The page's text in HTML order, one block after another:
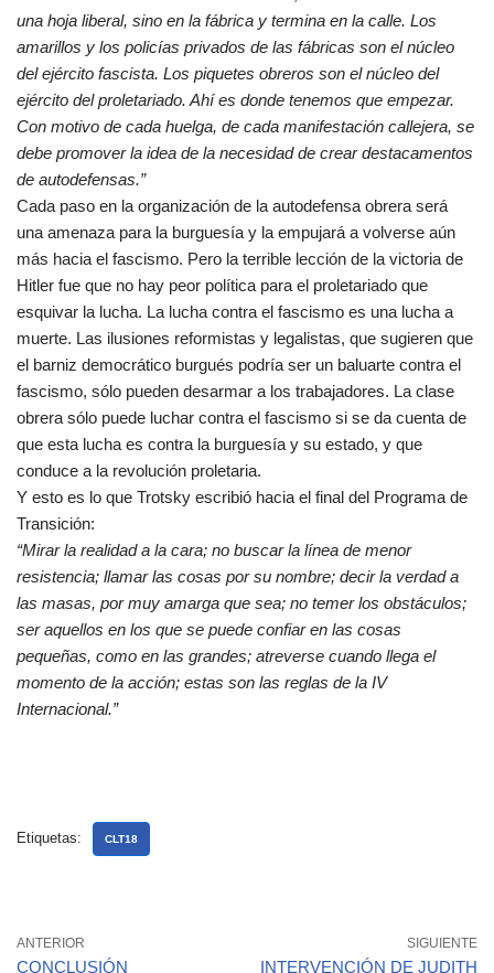
una hoja liberal, sino en la fábrica y termina en la calle. Los
amarillos y los policías privados de las fábricas son el núcleo
del ejército fascista. Los piquetes obreros son el núcleo del
ejército del proletariado. Ahí es donde tenemos que empezar.
Con motivo de cada huelga, de cada manifestación callejera, se
debe promover la idea de la necesidad de crear destacamentos
de autodefensas.”
Cada paso en la organización de la autodefensa obrera será
una amenaza para la burguesía y la empujará a volverse aún
más hacia el fascismo. Pero la terrible lección de la victoria de
Hitler fue que no hay peor política para el proletariado que
esquivar la lucha. La lucha contra el fascismo es una lucha a
muerte. Las ilusiones reformistas y legalistas, que sugieren que
el barniz democrático burgués podría ser un baluarte contra el
fascismo, sólo pueden desarmar a los trabajadores. La clase
obrera sólo puede luchar contra el fascismo si se da cuenta de
que esta lucha es contra la burguesía y su estado, y que
conduce a la revolución proletaria.
Y esto es lo que Trotsky escribió hacia el final del Programa de
Transición:
“Mirar la realidad a la cara; no buscar la línea de menor
resistencia; llamar las cosas por su nombre; decir la verdad a
las masas, por muy amarga que sea; no temer los obstáculos;
ser aquellos en los que se puede confiar en las cosas
pequeñas, como en las grandes; atreverse cuando llega el
momento de la acción; estas son las reglas de la IV
Internacional.”
Etiquetas: CLT18
ANTERIOR
CONCLUSIÓN
SIGUIENTE
INTERVENCIÓN DE JUDITH